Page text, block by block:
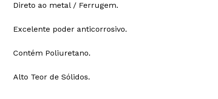
Direto ao metal / Ferrugem.
Excelente poder anticorrosivo.
Contém Poliuretano.
Alto Teor de Sólidos.